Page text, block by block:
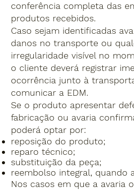
conferência completa das
produtos recebidos.
Caso sejam identificadas
danos no transporte ou
irregularidade visível no
o cliente deverá registrar
ocorrência junto à
comunicar a EDM.
Se o produto apresentar
fabricação ou avaria
poderá optar por:
reposição do produto;
reparo técnico;
substituição da peça;
reembolso integral, quando
Nos casos em que a avaria